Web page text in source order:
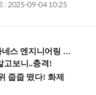
: 2025-09-04 10:25
문과정 (8/20 신논현역)